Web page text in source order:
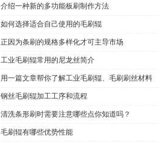
介绍一种新的多功能板刷制作方法
如何选择适合自己使用的毛刷辊
正因为条刷的规格多样化才可主导市场
工业毛刷辊常用的尼龙丝简介
用一篇文章帮你了解工业毛刷辊、毛刷刷丝材料
钢丝毛刷辊加工工序和流程
清洗条形刷时需要注意哪些点你知道吗？
毛刷辊有哪些优势性能